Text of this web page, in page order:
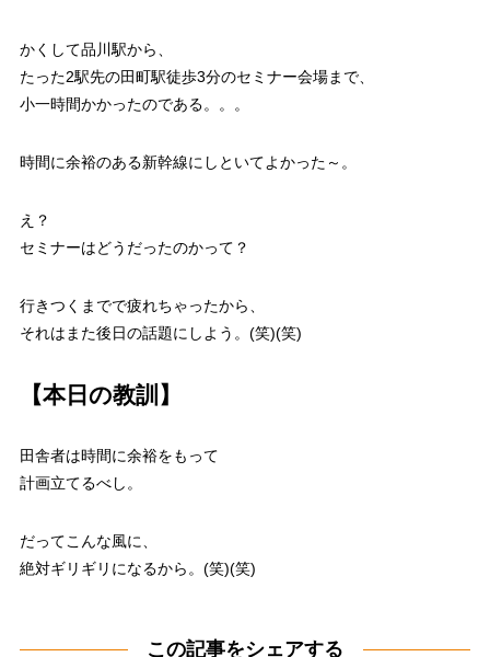
かくして品川駅から、
たった2駅先の田町駅徒歩3分のセミナー会場まで、
小一時間かかったのである。。。
時間に余裕のある新幹線にしといてよかった～。
え？
セミナーはどうだったのかって？
行きつくまでで疲れちゃったから、
それはまた後日の話題にしよう。(笑)(笑)
【本日の教訓】
田舎者は時間に余裕をもって
計画立てるべし。
だってこんな風に、
絶対ギリギリになるから。(笑)(笑)
この記事をシェアする